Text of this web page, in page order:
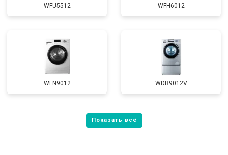
WFU5512 WFH6012
WFN9012 WDR9012V